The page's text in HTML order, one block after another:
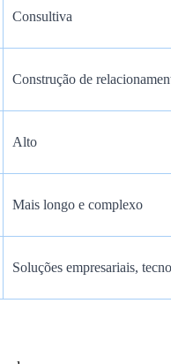
Consultiva
Construção de
Alto
Mais longo e complexo
Soluções empresariais,